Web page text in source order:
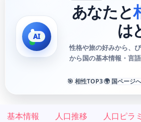
あなたと
は
性格や旅の好みから、
から国の基本情報・言
🎯 相性TOP3🌍 国ページ
基本情報 人口推移 人口ピラ